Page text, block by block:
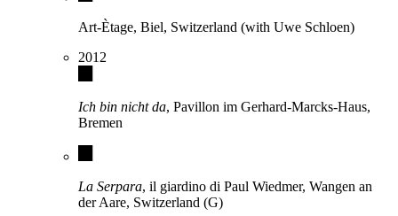
Art-Ètage, Biel, Switzerland (with Uwe Schloen)
2012
Ich bin nicht da, Pavillon im Gerhard-Marcks-Haus,
Bremen
La Serpara, il giardino di Paul Wiedmer, Wangen an
der Aare, Switzerland (G)